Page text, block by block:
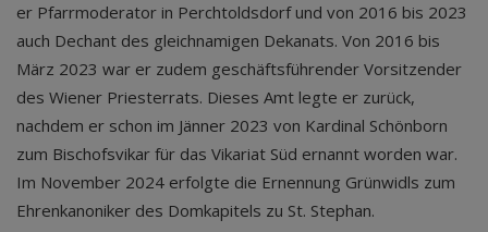
er Pfarrmoderator in Perchtoldsdorf und von 2016 bis 2023
auch Dechant des gleichnamigen Dekanats. Von 2016 bis
März 2023 war er zudem geschäftsführender Vorsitzender
des Wiener Priesterrats. Dieses Amt legte er zurück,
nachdem er schon im Jänner 2023 von Kardinal Schönborn
zum Bischofsvikar für das Vikariat Süd ernannt worden war.
Im November 2024 erfolgte die Ernennung Grünwidls zum
Ehrenkanoniker des Domkapitels zu St. Stephan.